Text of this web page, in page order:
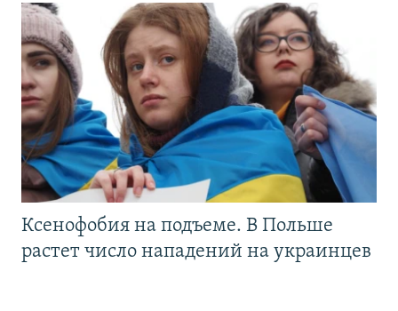
Ксенофобия на подъеме. В Польше
растет число нападений на украинцев